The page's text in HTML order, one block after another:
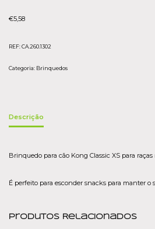
€5,58
REF:CA.260.1302
Categoria: Brinquedos
Descrição
Brinquedo para cão Kong Classic XS para
É perfeito para esconder snacks para manter o
Produtos Relacionados